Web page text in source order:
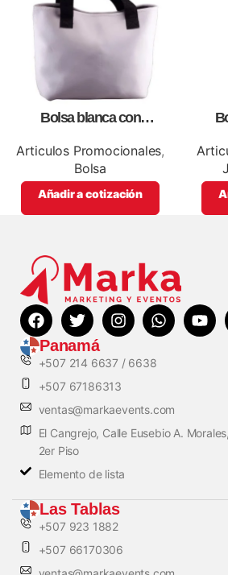
Bolsa blanca con
promocionales
Articulos Promocionales,
Bolsa
Añadir a cotización
Panamá
+507 214 6637 / 6638
+507 67186313
ventas@markaevents.com
El Cangrejo, Calle Eusebio A.
2er Piso
Elemento de lista
Las Tablas
+507 923 1882
+507 66170306